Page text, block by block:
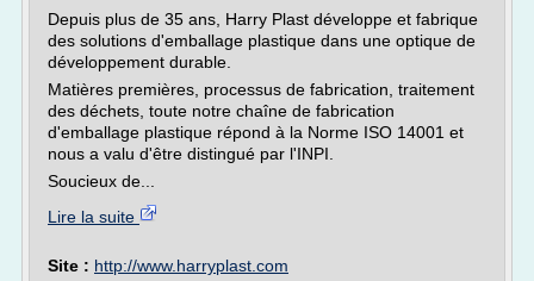
Depuis plus de 35 ans, Harry Plast développe et fabrique
des solutions d'emballage plastique dans une optique de
développement durable.
Matières premières, processus de fabrication, traitement
des déchets, toute notre chaîne de fabrication
d'emballage plastique répond à la Norme ISO 14001 et
nous a valu d'être distingué par l'INPI.
Soucieux de...
Lire la suite
Site : http://www.harryplast.com